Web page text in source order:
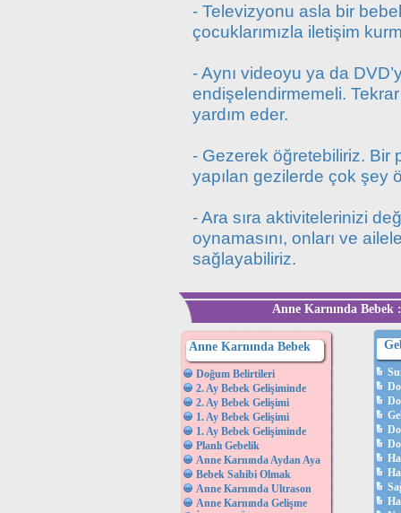
- Televizyonu asla bir
çocuklarımızla iletişim
- Aynı videoyu ya da
endişelendirmemeli.
yardım eder.
- Gezerek öğretebiliriz. Bir
yapılan gezilerde çok şey
- Ara sıra aktivitelerinizi
oynamasını, onları ve
sağlayabiliriz.
Anne Karnında Bebek
Anne Karnında Bebek
Doğum Belirtileri
2. Ay Bebek Gelişiminde
2. Ay Bebek Gelişimi
1. Ay Bebek Gelişimi
1. Ay Bebek Gelişiminde
Planlı Gebelik
Anne Karnında Aydan Aya
Bebek Sahibi Olmak
Anne Karnında Ultrason
Anne Karnında Gelişme